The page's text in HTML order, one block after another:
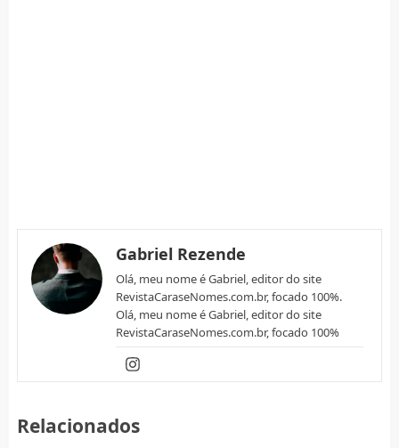
Gabriel Rezende
Olá, meu nome é Gabriel, editor do site
RevistaCaraseNomes.com.br, focado 100%.
Olá, meu nome é Gabriel, editor do site
RevistaCaraseNomes.com.br, focado 100%
Relacionados